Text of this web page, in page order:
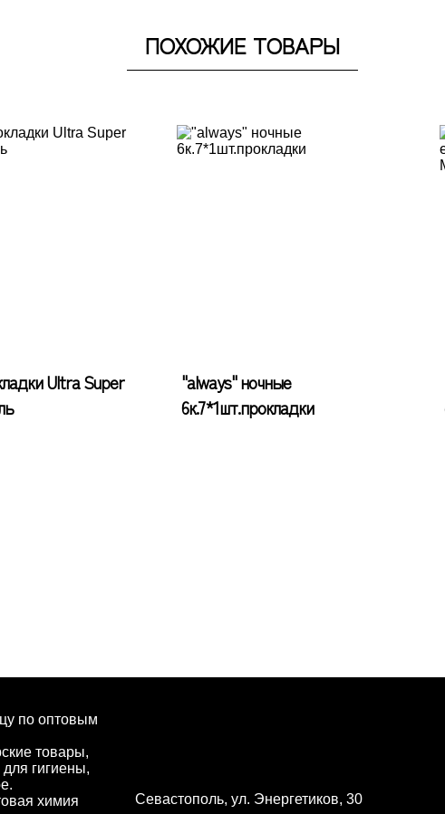
ПОХОЖИЕ ТОВАРЫ
Ultra Super
"always" ночные
6к.7*1шт.прокладки
по оптовым
товары,
гигиены,
химия
Севастополь, ул. Энергетиков, 30